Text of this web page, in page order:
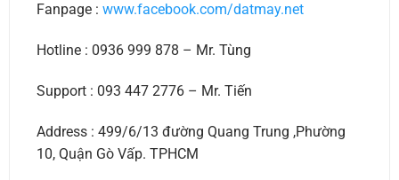
Fanpage : www.facebook.com/datmay.net
Hotline : 0936 999 878 – Mr. Tùng
Support : 093 447 2776 – Mr. Tiến
Address : 499/6/13 đường Quang Trung ,Phường
10, Quận Gò Vấp. TPHCM